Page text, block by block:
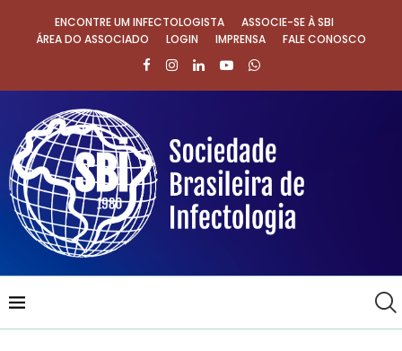
ENCONTRE UM INFECTOLOGISTA
ASSOCIE-SE À SBI
ÁREA DO ASSOCIADO
LOGIN IMPRENSA FALE CONOSCO